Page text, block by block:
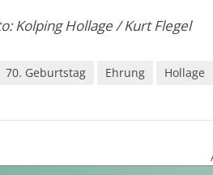
Kolping Hollage / Kurt Flegel
70. Geburtstag Ehrung Hollage